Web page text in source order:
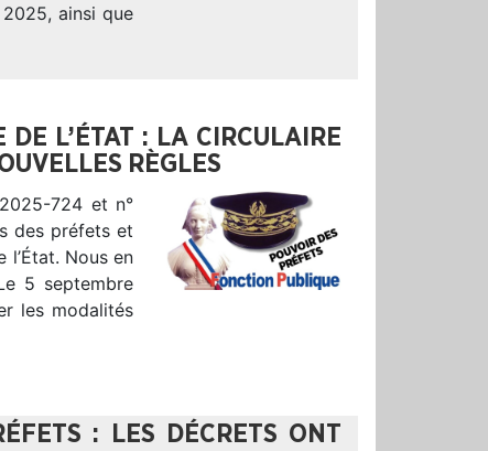
ainsi que
DE L’ÉTAT : LA CIRCULAIRE
RÈGLES
724 et n°
des préfets et
l’État. Nous en
5 septembre
les modalités
: LES DÉCRETS ONT